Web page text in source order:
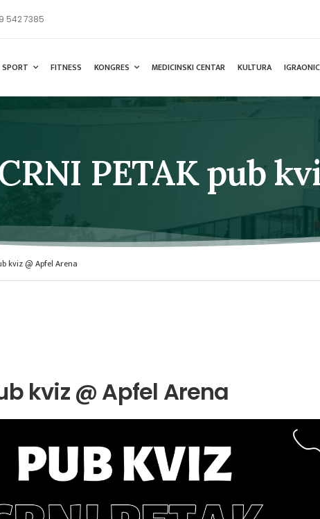
542 7385
SPORT FITNESS KONGRES MEDICINSKI CENTAR KULTURA
PETAK pub
kviz @ Apfel Arena
kviz @ Apfel Arena